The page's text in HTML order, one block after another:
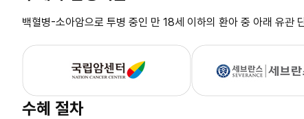
백혈병-소아암으로 투병 중인 만 18세 이하의 환아 중 아래 유관
수혜 절차